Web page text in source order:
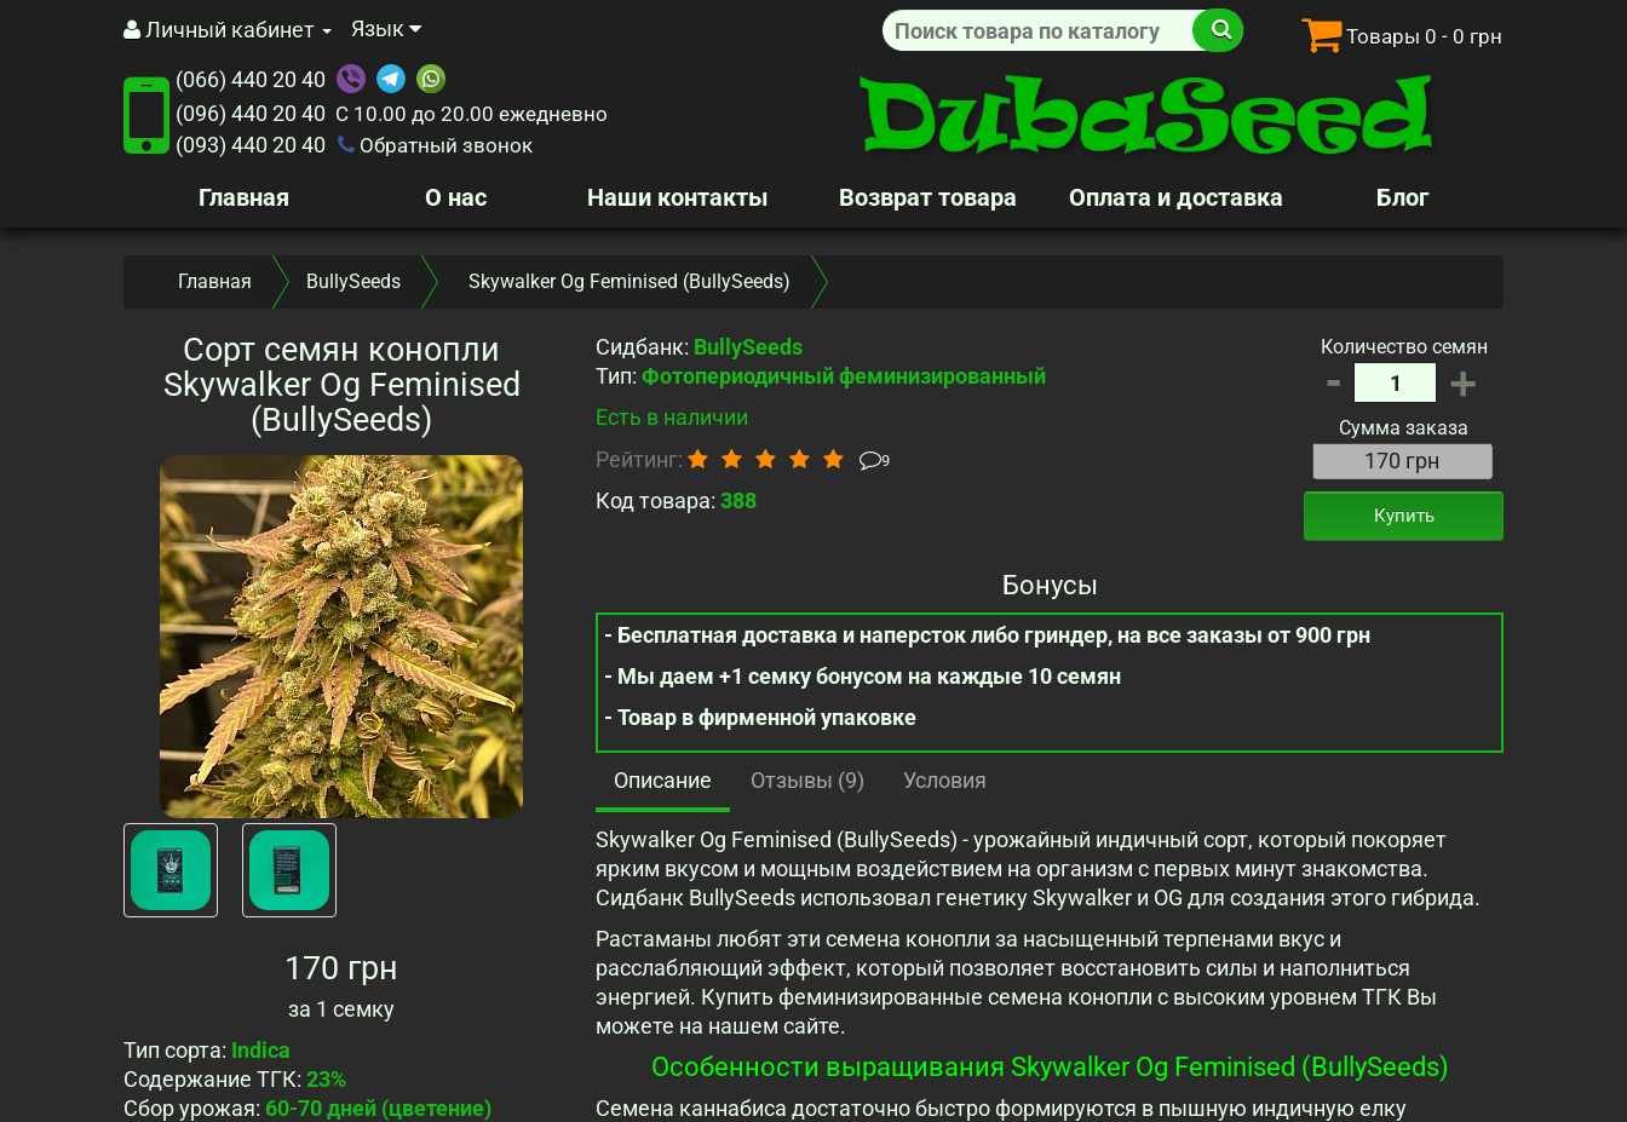
Личный кабинет Язык Товары 0 - 0 грн
(066) 440 20 40
(096) 440 20 40 С 10.00 до 20.00 ежедневно
(093) 440 20 40 Обратный звонок
Главная О нас Наши контакты Возврат товара Оплата и доставка Блог
Главная BullySeeds Skywalker Og Feminised (BullySeeds)
Сорт семян конопли
Skywalker Og Feminised
(BullySeeds)
170 грн
за 1 семку
Тип сорта: Indica
Содержание ТГК: 23%
Сбор урожая: 60-70 дней (цветение)
Сидбанк: BullySeeds
Тип: Фотопериодичный феминизированный
Есть в наличии
Рейтинг:
9
Код товара: 388
Количество семян
- +
Сумма заказа
Купить
Бонусы
- Бесплатная доставка и наперсток либо гриндер, на все заказы от 900 грн
- Мы даем +1 семку бонусом на каждые 10 семян
- Товар в фирменной упаковке
Описание Отзывы (9) Условия
Skywalker Og Feminised (BullySeeds) - урожайный индичный сорт, который покоряет
ярким вкусом и мощным воздействием на организм с первых минут знакомства.
Сидбанк BullySeeds использовал генетику Skywalker и OG для создания этого гибрида.
Растаманы любят эти семена конопли за насыщенный терпенами вкус и
расслабляющий эффект, который позволяет восстановить силы и наполниться
энергией. Купить феминизированные семена конопли с высоким уровнем ТГК Вы
можете на нашем сайте.
Особенности выращивания Skywalker Og Feminised (BullySeeds)
Семена каннабиса достаточно быстро формируются в пышную индичную елку